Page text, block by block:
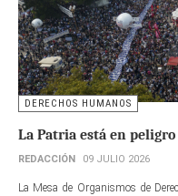
DERECHOS HUMANOS
La Patria está en peligro
REDACCIÓN 09 JULIO 2026
La Mesa de Organismos de